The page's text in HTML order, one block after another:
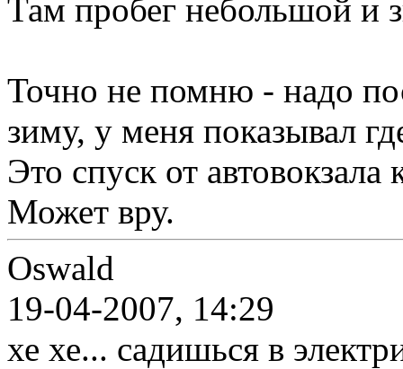
Там пробег небольшой и
Точно не помню - надо
зиму, у меня показывал
Это спуск от
Может вру.
Oswald
19-04-2007, 14:29
хе хе... садишься в